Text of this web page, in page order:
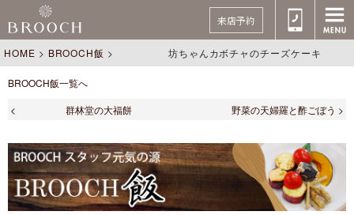
来店予約
HOME > BROOCH飯 > 坊ちゃんカボチャのチーズケーキ
BROOCH飯一覧へ
野菜の天婦羅と酢ごぼう >
< 群林堂の大福餅